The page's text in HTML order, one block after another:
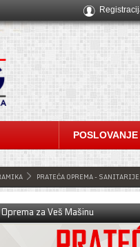
POSLOVANJE
PRATEĆA OPREMA - SANITARIJE
Oprema za Veš Mašinu